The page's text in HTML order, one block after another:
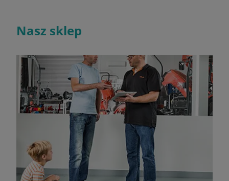
Nasz sklep